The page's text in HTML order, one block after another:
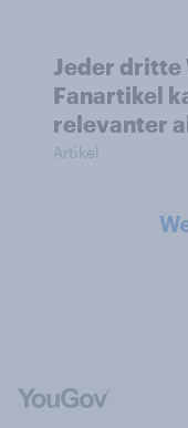
Jeder dritte
Fanartikel
relevanter
Artikel